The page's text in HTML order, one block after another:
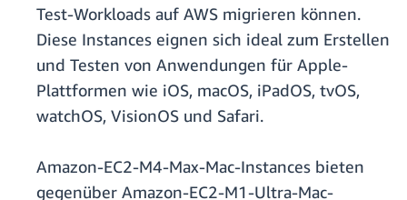
Test-Workloads auf AWS migrieren können.
Diese Instances eignen sich ideal zum Erstellen
und Testen von Anwendungen für Apple-
Plattformen wie iOS, macOS, iPadOS, tvOS,
watchOS, VisionOS und Safari.
Amazon-EC2-M4-Max-Mac-Instances bieten
gegenüber Amazon-EC2-M1-Ultra-Mac-